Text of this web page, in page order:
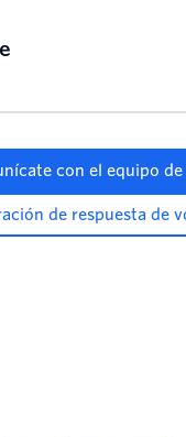
con el equipo de
de respuesta de